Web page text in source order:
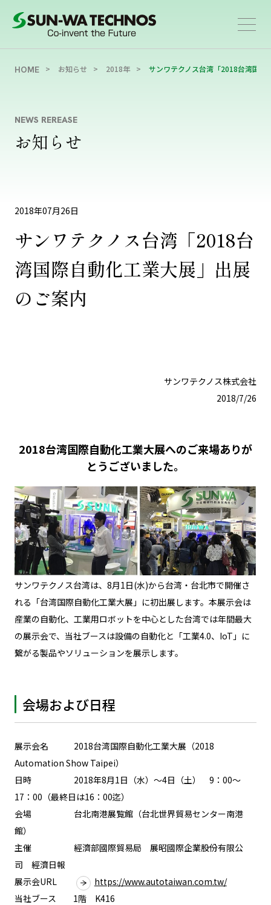
HOME お知らせ 2018年 サンワテクノス台湾「2018台湾国際
NEWS REREASE
お知らせ
2018年07月26日
サンワテクノス台湾「2018台
湾国際自動化工業大展」出展
のご案内
サンワテクノス株式会社
2018/7/26
2018台湾国際自動化工業大展へのご来場ありが
とうございました。
サンワテクノス台湾は、8月1日(水)から台湾・台北市で開催さ
れる「台湾国際自動化工業大展」に初出展します。本展示会は
産業の自動化、工業用ロボットを中心とした台湾では年間最大
の展示会で、当社ブースは設備の自動化と「工業4.0、IoT」に
繋がる製品やソリューションを展示します。
会場および日程
展示会名 2018台湾国際自動化工業大展（2018
Automation Show Taipei）
日時 2018年8月1日（水）～4日（土） 9：00～
17：00（最終日は16：00迄）
会場 台北南港展覧館（台北世界貿易センター南港
館）
主催 經濟部國際貿易局 展昭國際企業股份有限公
司 經濟日報
展示会URL
https://www.autotaiwan.com.tw/
当社ブース 1階 K416